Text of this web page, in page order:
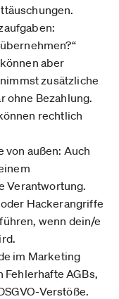
aber
zusätzliche
ohne Bezahlung.
rechtlich
von außen: Auch
Verantwortung.
Hackerangriffe
wenn dein/e
im Marketing
AGBs,
Verstöße.